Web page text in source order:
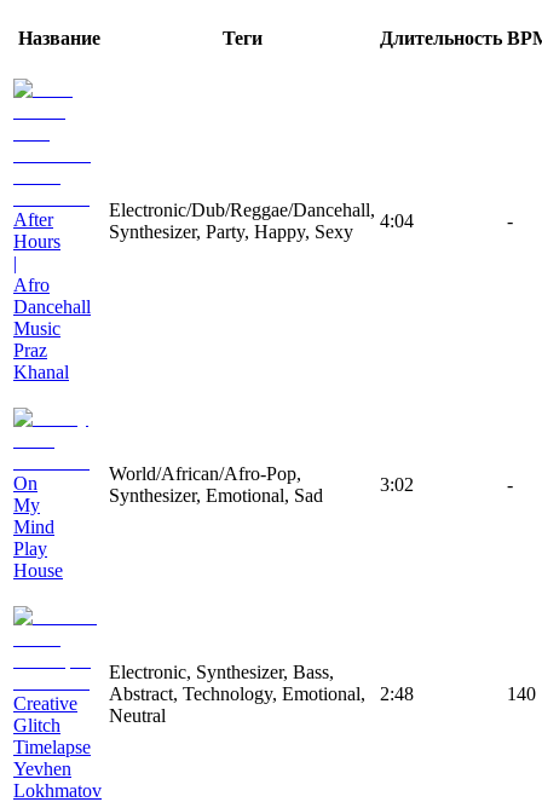
Название Теги Длительность
After
Hours
|
Afro
Dancehall
Music
Praz
Khanal
Electronic/Dub/Reggae/Dancehall,
Synthesizer, Party, Happy, Sexy
4:04 -
On
My
Mind
Play
House
World/African/Afro-Pop,
Synthesizer, Emotional, Sad
3:02 -
Creative
Glitch
Timelapse
Yevhen
Lokhmatov
Electronic, Synthesizer, Bass,
Abstract, Technology, Emotional,
Neutral
2:48 140